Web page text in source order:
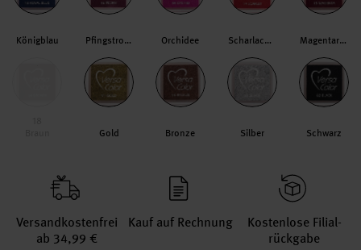
Königblau Pfingstrose Orchidee Scharlachrot Magentarot
Gold Bronze Silber Schwarz
Versand­kosten­frei
ab 34,99 €
Kauf auf Rechnung
Kosten­lose Filial­
rückgabe